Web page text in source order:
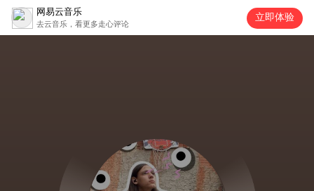
网易云音乐
去云音乐，看更多走心评论
立即体验